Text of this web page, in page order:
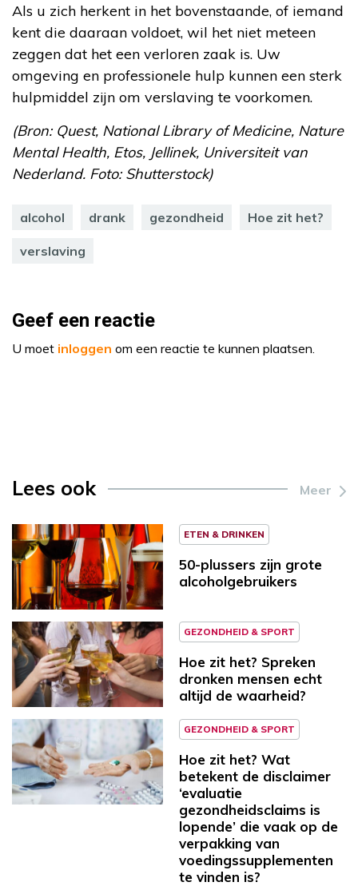
Als u zich herkent in het bovenstaande, of iemand
kent die daaraan voldoet, wil het niet meteen
zeggen dat het een verloren zaak is. Uw
omgeving en professionele hulp kunnen een sterk
hulpmiddel zijn om verslaving te voorkomen.
(Bron: Quest, National Library of Medicine, Nature
Mental Health, Etos, Jellinek, Universiteit van
Nederland. Foto: Shutterstock)
alcohol drank gezondheid Hoe zit het?
verslaving
Geef een reactie
U moet inloggen om een reactie te kunnen plaatsen.
Lees ook Meer
ETEN & DRINKEN
50-plussers zijn grote
alcoholgebruikers
GEZONDHEID & SPORT
Hoe zit het? Spreken
dronken mensen echt
altijd de waarheid?
GEZONDHEID & SPORT
Hoe zit het? Wat
betekent de disclaimer
‘evaluatie
gezondheidsclaims is
lopende’ die vaak op de
verpakking van
voedingssupplementen
te vinden is?